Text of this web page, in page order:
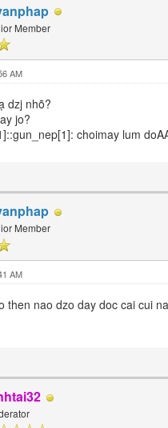
Member
AM
dzj nhõ?
jo?
choimay lum
Member
AM
then nao dzo day doc cai cui